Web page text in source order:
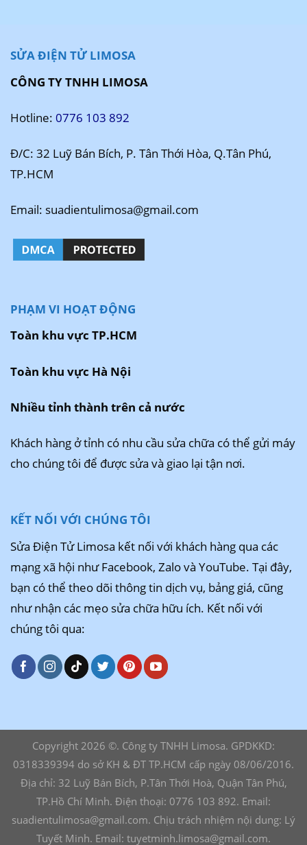
SỬA ĐIỆN TỬ LIMOSA
CÔNG TY TNHH LIMOSA
Hotline: 0776 103 892
Đ/C: 32 Luỹ Bán Bích, P. Tân Thới Hòa, Q.Tân Phú,
TP.HCM
Email: suadientulimosa@gmail.com
PHẠM VI HOẠT ĐỘNG
Toàn khu vực TP.HCM
Toàn khu vực Hà Nội
Nhiều tỉnh thành trên cả nước
Khách hàng ở tỉnh có nhu cầu sửa chữa có thể gửi máy
cho chúng tôi để được sửa và giao lại tận nơi.
KẾT NỐI VỚI CHÚNG TÔI
Sửa Điện Tử Limosa kết nối với khách hàng qua các
mạng xã hội như Facebook, Zalo và YouTube. Tại đây,
bạn có thể theo dõi thông tin dịch vụ, bảng giá, cũng
như nhận các mẹo sửa chữa hữu ích. Kết nối với
chúng tôi qua:
Copyright 2026 ©. Công ty TNHH Limosa. GPDKKD:
0318339394 do sở KH & ĐT TP.HCM cấp ngày 08/06/2016.
Địa chỉ: 32 Luỹ Bán Bích, P.Tân Thới Hoà, Quận Tân Phú,
TP.Hồ Chí Minh. Điện thoại: 0776 103 892. Email:
suadientulimosa@gmail.com. Chịu trách nhiệm nội dung: Lý
Tuyết Minh. Email: tuyetminh.limosa@gmail.com.